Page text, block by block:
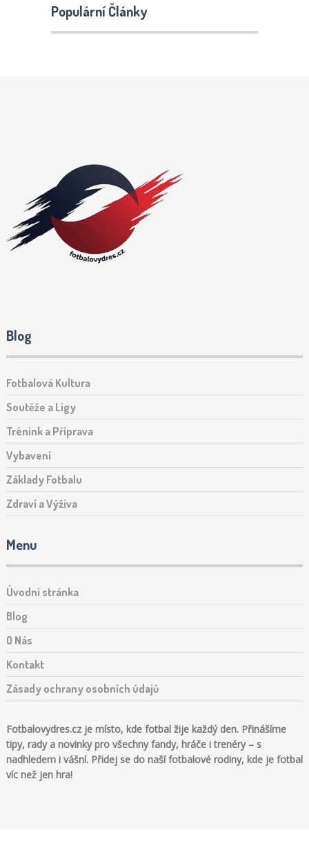
Populární Články
Blog
Fotbalová Kultura
Soutěže a Ligy
Trénink a Příprava
Vybavení
Základy Fotbalu
Zdraví a Výživa
Menu
Úvodní stránka
Blog
O Nás
Kontakt
Zásady ochrany osobních údajů
Fotbalovydres.cz je místo, kde fotbal žije každý den. Přinášíme
tipy, rady a novinky pro všechny fandy, hráče i trenéry – s
nadhledem i vášní. Přidej se do naší fotbalové rodiny, kde je fotbal
víc než jen hra!